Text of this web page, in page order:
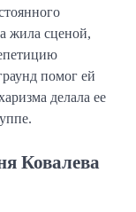
жила сценой,
помог ей
делала ее
Ковалева